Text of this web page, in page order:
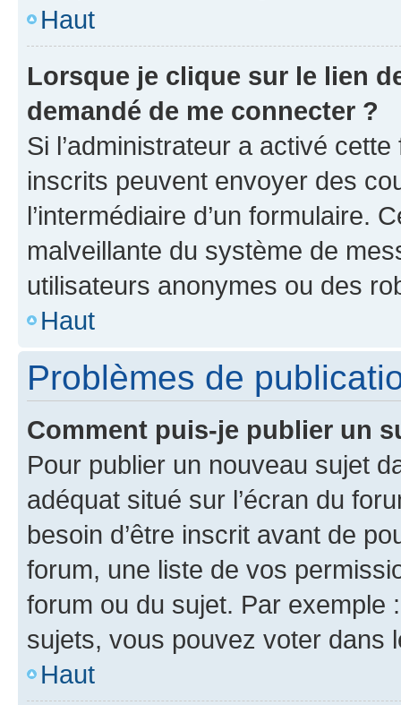
Haut
Lorsque je clique sur le lien
demandé de me connecter ?
Si l’administrateur a activé
inscrits peuvent envoyer des
l’intermédiaire d’un formulaire.
malveillante du système de
utilisateurs anonymes ou des
Haut
Problèmes de
Comment puis-je publier un
Pour publier un nouveau sujet
adéquat situé sur l’écran du
besoin d’être inscrit avant de
forum, une liste de vos
forum ou du sujet. Par exemple
sujets, vous pouvez voter dans
Haut